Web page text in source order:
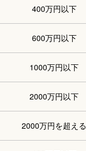
400万円以下
600万円以下
1000万円以下
2000万円以下
2000万円を超える